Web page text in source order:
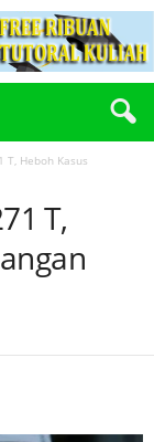
T, Heboh Kasus
T,